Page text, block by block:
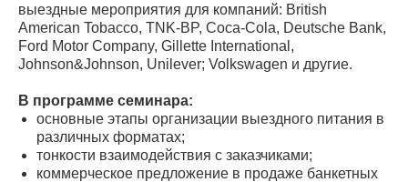
выездные мероприятия для компаний: British
American Tobacco, TNK-BP, Coca-Cola, Deutsche Bank,
Ford Motor Company, Gillette International,
Johnson&Johnson, Unilever; Volkswagen и другие.
В программе семинара:
основные этапы организации выездного питания в
различных форматах;
тонкости взаимодействия с заказчиками;
коммерческое предложение в продаже банкетных